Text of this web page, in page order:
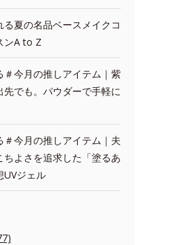
夏の名品ベースメイクコ
ンA to Z
＃今月の推しアイテム｜紫
先でも。パウダーで手軽に
＃今月の推しアイテム｜夫
ちよさを追求した「塗るあ
UVジェル